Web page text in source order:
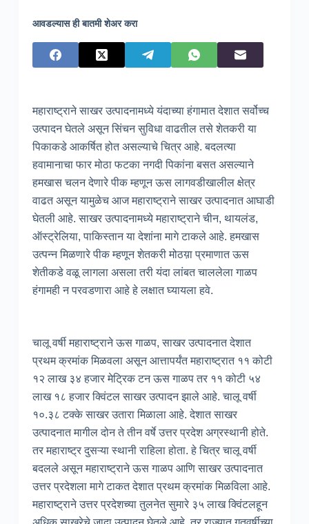
आवडल्यास ही बातमी शेअर करा
महाराष्ट्राने साखर उत्पादनामध्ये यंदाच्या हंगामात देशात सर्वोच्च
उत्पादन घेतले असून सिंचन सुविधा वाढतील तसे शेतकरी या
पिकाकडे आकर्षित होत असल्याचे चित्र आहे. बदलत्या
हवामानाचा फार मोठा फटका नगदी पिकांना बसत असल्याने
हमखास चलन देणारे पीक म्हणून ऊस लागवडीखालील क्षेत्र
वाढत असून यामुळेच आज महाराष्ट्राने साखर उत्पादनात आघाडी
घेतली आहे. साखर उत्पादनामध्ये महाराष्ट्राने चीन, थायलंड,
ऑस्ट्रेलिया, पाकिस्तान या देशांना मागे टाकले आहे. हमखास
उत्पन्न मिळणारे पीक म्हणून शेतकरी मोठय़ा प्रमाणात ऊस
शेतीकडे वळू लागला असला तरी यंदा लांबत चाललेला गाळप
हंगामही न परवडणारा आहे हे लक्षात घ्यायला हवे.
चालू वर्षी महाराष्ट्राने ऊस गाळप, साखर उत्पादनात देशात
प्रथम क्रमांक मिळवला असून आत्तापर्यंत महाराष्ट्रात ११ कोटी
१२ लाख ३४ हजार मेट्रिक टन ऊस गाळप तर ११ कोटी ५४
लाख १८ हजार क्विंटल साखर उत्पादन झाले आहे. चालू वर्षी
१०.३८ टक्के साखर उतारा मिळाला आहे. देशात साखर
उत्पादनात मागील दोन ते तीन वर्षे उत्तर प्रदेश अग्रस्थानी होते.
तर महाराष्ट्र दुसऱ्या स्थानी राहिला होता. हे चित्र चालू वर्षी
बदलले असून महाराष्ट्राने ऊस गाळप आणि साखर उत्पादनात
उत्तर प्रदेशला मागे टाकत देशात प्रथम क्रमांक मिळविला आहे.
महाराष्ट्राने उत्तर प्रदेशच्या तुलनेत सुमारे ३५ लाख क्विंटलहून